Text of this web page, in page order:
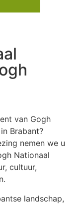
van Gogh
Brabant?
nemen we u
Nationaal
cultuur,
landschap,